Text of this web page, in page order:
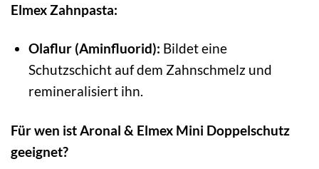
Elmex Zahnpasta:
Olaflur (Aminfluorid): Bildet eine
Schutzschicht auf dem Zahnschmelz und
remineralisiert ihn.
Für wen ist Aronal & Elmex Mini Doppelschutz
geeignet?